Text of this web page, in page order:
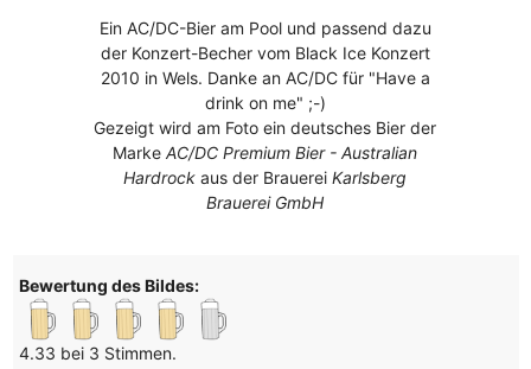
Ein AC/DC-Bier am Pool und passend dazu
der Konzert-Becher vom Black Ice Konzert
2010 in Wels. Danke an AC/DC für "Have a
drink on me" ;-)
Gezeigt wird am Foto ein deutsches Bier der
MarkeAC/DC Premium Bier - Australian
Hardrock aus der BrauereiKarlsberg
Brauerei GmbH
Bewertung des Bildes:
4.33 bei 3 Stimmen.